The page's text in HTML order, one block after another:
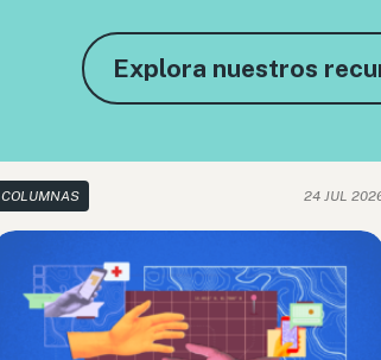
Explora nuestros
COLUMNAS 24 JUL